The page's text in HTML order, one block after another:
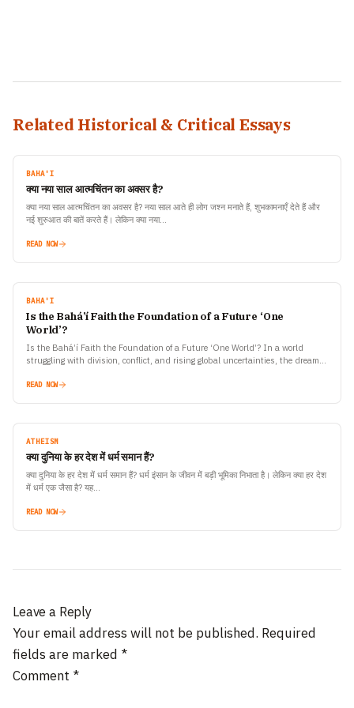
Related Historical & Critical Essays
BAHA'I
क्या नया साल आत्मचिंतन का अवसर है?
क्या नया साल आत्मचिंतन का अवसर है? नया साल आते ही लोग जश्न मनाते हैं, शुभकामनाएँ देते हैं और
नई शुरुआत की बातें करते हैं। लेकिन क्या नया…
READ NOW
BAHA'I
Is the Bahá’í Faith the Foundation of a Future ‘One
World’?
Is the Bahá’í Faith the Foundation of a Future ‘One World’? In a world
struggling with division, conflict, and rising global uncertainties, the dream of
READ NOW
ATHEISM
क्या दुनिया के हर देश में धर्म समान हैं?
क्या दुनिया के हर देश में धर्म समान हैं? धर्म इंसान के जीवन में बड़ी भूमिका निभाता है। लेकिन क्या हर देश
में धर्म एक जैसा है? यह…
READ NOW
Leave a Reply
Your email address will not be published. Required
fields are marked *
Comment *